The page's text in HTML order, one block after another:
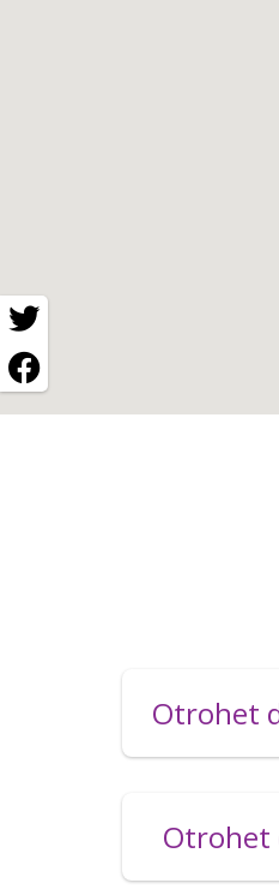
Otrohet
Otrohet